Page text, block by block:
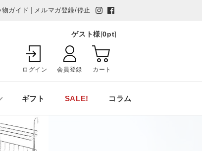
物ガイド メルマガ登録/停止
ゲスト様[0pt]
ログイン 会員登録 カート
ギフト SALE! コラム